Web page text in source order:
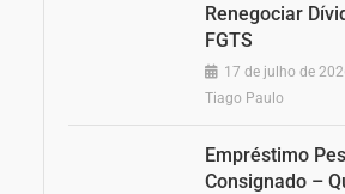
Renegociar
FGTS
17 de julho de
Tiago Paulo
Empréstimo
Consignado –